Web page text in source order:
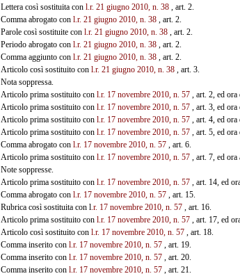
Lettera così sostituita con l.r. 21 giugno 2010, n. 38, art. 2.
Comma abrogato con l.r. 21 giugno 2010, n. 38, art. 2.
Parole così sostituite con l.r. 21 giugno 2010, n. 38, art. 2.
Periodo abrogato con l.r. 21 giugno 2010, n. 38, art. 2.
Comma aggiunto con l.r. 21 giugno 2010, n. 38, art. 2.
Articolo così sostituito con l.r. 21 giugno 2010, n. 38, art. 3.
Nota soppressa.
Articolo prima sostituito con l.r. 17 novembre 2010, n. 57, art. 2, ed ora
Articolo prima sostituito con l.r. 17 novembre 2010, n. 57, art. 3, ed ora
Articolo prima sostituito con l.r. 17 novembre 2010, n. 57, art. 4, ed ora
Articolo prima sostituito con l.r. 17 novembre 2010, n. 57, art. 5, ed ora
Comma abrogato con l.r. 17 novembre 2010, n. 57, art. 6.
Articolo prima sostituito con l.r. 17 novembre 2010, n. 57, art. 7, ed ora
Note soppresse.
Articolo prima sostituito con l.r. 17 novembre 2010, n. 57, art. 14, ed
Comma abrogato con l.r. 17 novembre 2010, n. 57, art. 15.
Rubrica così sostituita con l.r. 17 novembre 2010, n. 57, art. 16.
Articolo prima sostituito con l.r. 17 novembre 2010, n. 57, art. 17, ed
Articolo così sostituito con l.r. 17 novembre 2010, n. 57, art. 18.
Comma inserito con l.r. 17 novembre 2010, n. 57, art. 19.
Comma inserito con l.r. 17 novembre 2010, n. 57, art. 20.
Comma inserito con l.r. 17 novembre 2010, n. 57, art. 21.